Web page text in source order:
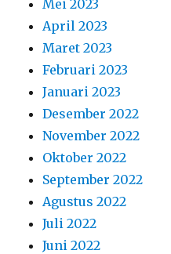
Mei 2023
April 2023
Maret 2023
Februari 2023
Januari 2023
Desember 2022
November 2022
Oktober 2022
September 2022
Agustus 2022
Juli 2022
Juni 2022